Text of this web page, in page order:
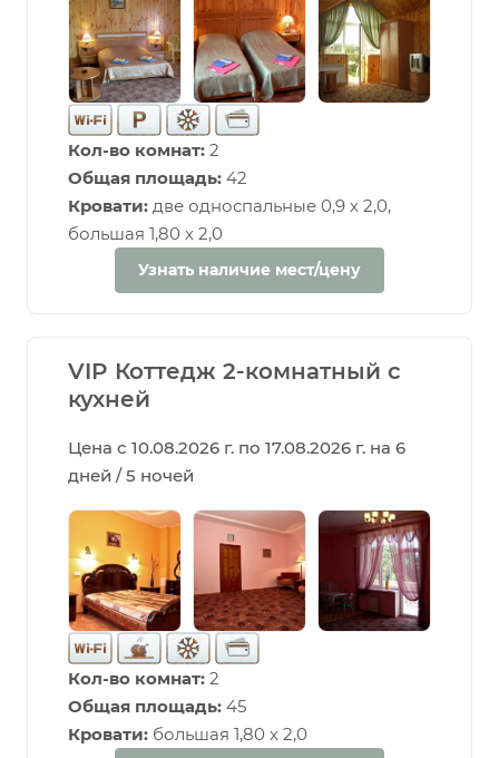
Кол-во комнат: 2
Общая площадь: 42
Кровати: две односпальные 0,9 х 2,0,
большая 1,80 х 2,0
Узнать наличие мест/цену
VIP Коттедж 2-комнатный с
кухней
Цена с 10.08.2026 г. по 17.08.2026 г. на 6
дней / 5 ночей
Кол-во комнат: 2
Общая площадь: 45
Кровати: большая 1,80 х 2,0